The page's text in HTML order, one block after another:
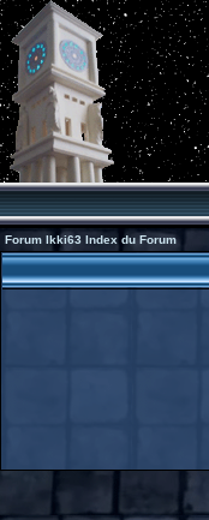
Forum Ikki63 Index du Forum